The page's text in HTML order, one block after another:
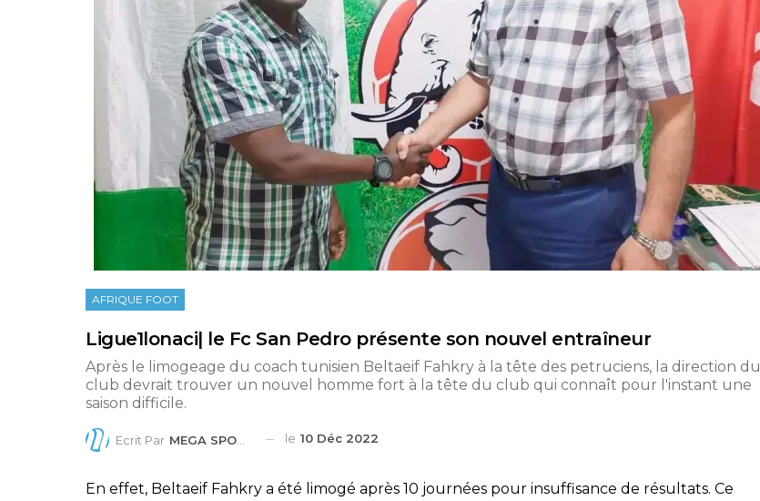
AFRIQUE FOOT
Ligue1lonaci| le Fc San Pedro présente son nouvel entraîneur
Après le limogeage du coach tunisien Beltaeif Fahkry à la tête des petruciens, la direction du
club devrait trouver un nouvel homme fort à la tête du club qui connaît pour l'instant une
saison difficile.
Ecrit Par MEGA SPORTS le 10 Déc 2022
En effet, Beltaeif Fahkry a été limogé après 10 journées pour insuffisance de résultats. Ce